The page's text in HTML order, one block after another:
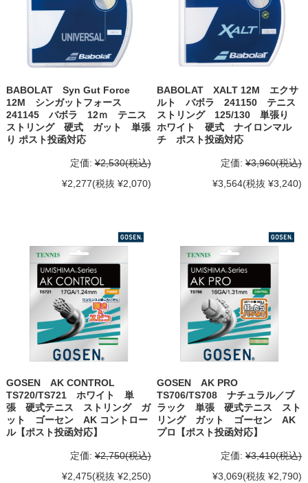
BABOLAT Syn Gut Force
12M シンガットフォース
241145 バボラ 12ｍ テニス
ストリング 硬式 ガット 単張
り ポスト投函対応
定価: ¥2,530(税込)
¥2,277(税抜 ¥2,070)
BABOLAT XALT 12M エクサ
ルト バボラ 241150 テニス
ストリング 125/130 単張り
ホワイト 硬式 ナイロンマル
チ ポスト投函対応
定価: ¥3,960(税込)
¥3,564(税抜 ¥3,240)
GOSEN AK CONTROL
TS720/TS721 ホワイト 単
張 硬式テニス ストリング ガ
ット ゴーセン AK コントロー
ル【ポスト投函対応】
定価: ¥2,750(税込)
¥2,475(税抜 ¥2,250)
GOSEN AK PRO
TS706/TS708 ナチュラル／ブ
ラック 単張 硬式テニス スト
リング ガット ゴーセン AK
プロ【ポスト投函対応】
定価: ¥3,410(税込)
¥3,069(税抜 ¥2,790)